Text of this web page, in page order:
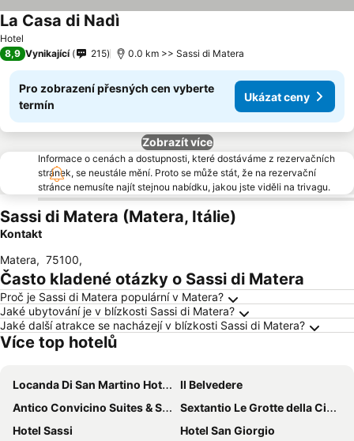
Hotel
La Casa di Nadì
8,9 Vynikající 215 0.0 km >> Sassi di Matera
Pro zobrazení přesných cen vyberte
termín
Ukázat ceny
Zobrazít více
Informace o cenách a dostupnosti, které dostáváme z rezervačních
stránek, se neustále mění. Proto se může stát, že na rezervační
stránce nemusíte najít stejnou nabídku, jakou jste viděli na trivagu.
Sassi di Matera (Matera, Itálie)
Kontakt
Matera, 75100,
Často kladené otázky o Sassi di Matera
Proč je Sassi di Matera populární v Matera?
Jaké ubytování je v blízkosti Sassi di Matera?
Jaké další atrakce se nacházejí v blízkosti Sassi di Matera?
Více top hotelů
Locanda Di San Martino Hotel & Thermae Romanae
Il Belvedere
Antico Convicino Suites & Spa
Sextantio Le Grotte della Civita
Hotel Sassi
Hotel San Giorgio